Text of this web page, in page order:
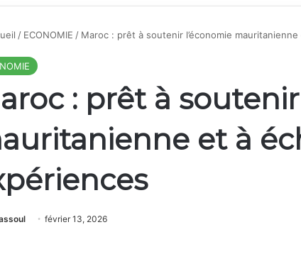
/ ECONOMIE / Maroc : prêt à soutenir l’économie
: prêt à
et à
février 13, 2026